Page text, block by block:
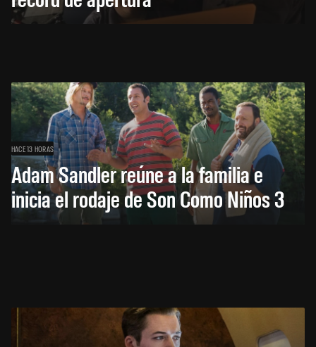
HACE 13 HORAS
Adam Sandler reúne a la familia e
inicia el rodaje de Son Como Niños 3